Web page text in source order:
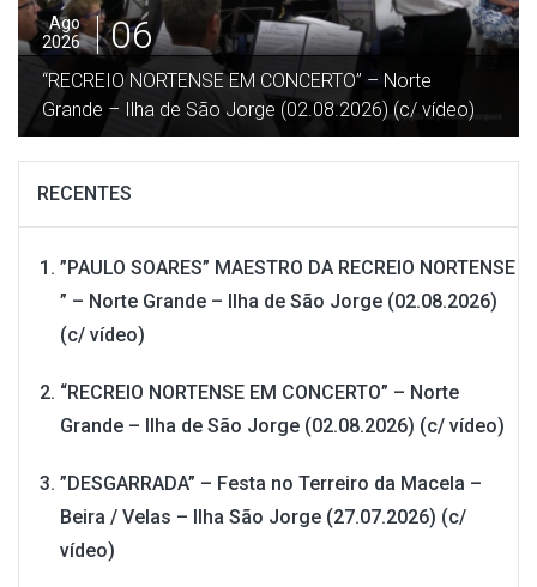
Ago
2026
05
”DESGARRADA” – Festa no Terreiro da Macela –
Beira / Velas – Ilha São Jorge (27.07.2026) (c/ vídeo)
RECENTES
”PAULO SOARES” MAESTRO DA RECREIO NORTENSE
” – Norte Grande – Ilha de São Jorge (02.08.2026)
(c/ vídeo)
“RECREIO NORTENSE EM CONCERTO” – Norte
Grande – Ilha de São Jorge (02.08.2026) (c/ vídeo)
”DESGARRADA” – Festa no Terreiro da Macela –
Beira / Velas – Ilha São Jorge (27.07.2026) (c/
vídeo)